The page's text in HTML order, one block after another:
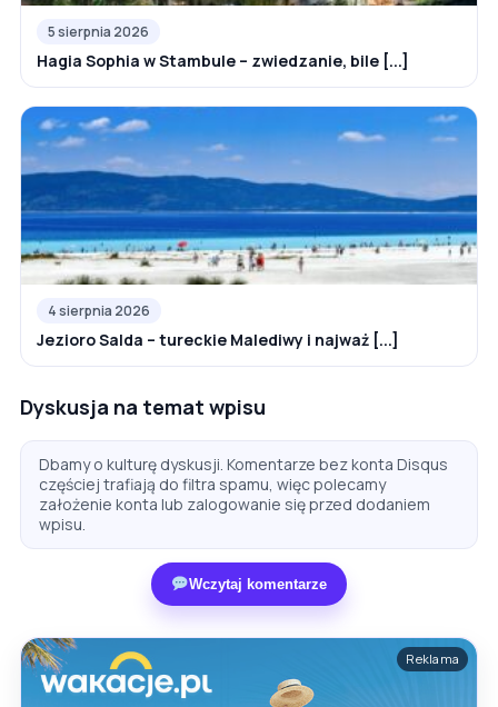
5 sierpnia 2026
Hagia Sophia w Stambule – zwiedzanie, bile [...]
4 sierpnia 2026
Jezioro Salda – tureckie Malediwy i najważ [...]
Dyskusja na temat wpisu
Dbamy o kulturę dyskusji. Komentarze bez konta Disqus
częściej trafiają do filtra spamu, więc polecamy
założenie konta lub zalogowanie się przed dodaniem
wpisu.
Wczytaj komentarze
Reklama